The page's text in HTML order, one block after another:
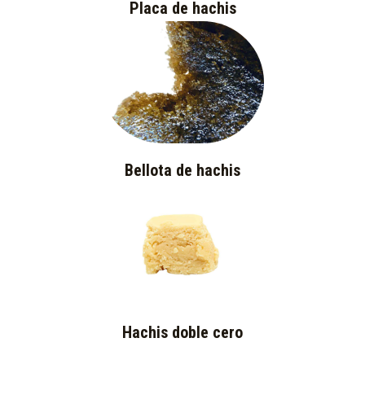
Placa de hachis
Bellota de hachis
Hachis doble cero